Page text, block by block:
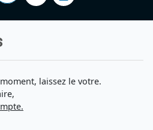
laissez le votre.